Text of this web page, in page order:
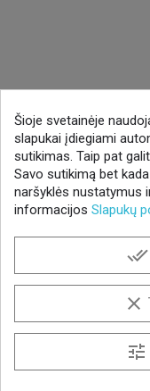
Šioje svetainėje
slapukai įdiegiami
sutikimas. Taip pat
Savo sutikimą bet
naršyklės nustatymus
informacijos Slapukų
done_all
clear
tune